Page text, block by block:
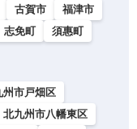
古賀市
福津市
志免町
須惠町
州市戸畑区
北九州市八幡東区